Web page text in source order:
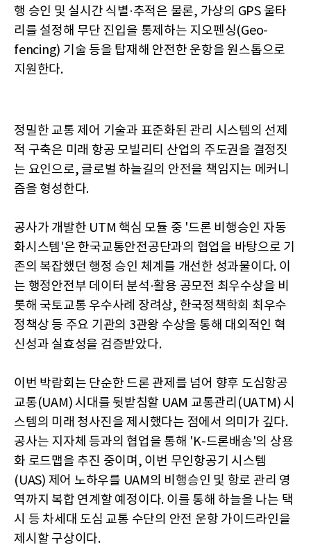
행 승인 및 실시간 식별·추적은 물론, 가상의 GPS 울타
리를 설정해 무단 진입을 통제하는 지오펜싱(Geo-
fencing) 기술 등을 탑재해 안전한 운항을 원스톱으로
지원한다.
정밀한 교통 제어 기술과 표준화된 관리 시스템의 선제
적 구축은 미래 항공 모빌리티 산업의 주도권을 결정짓
는 요인으로, 글로벌 하늘길의 안전을 책임지는 메커니
즘을 형성한다.
공사가 개발한 UTM 핵심 모듈 중 '드론 비행승인 자동
화시스템'은 한국교통안전공단과의 협업을 바탕으로 기
존의 복잡했던 행정 승인 체계를 개선한 성과물이다. 이
는 행정안전부 데이터 분석·활용 공모전 최우수상을 비
롯해 국토교통 우수사례 장려상, 한국정책학회 최우수
정책상 등 주요 기관의 3관왕 수상을 통해 대외적인 혁
신성과 실효성을 검증받았다.
이번 박람회는 단순한 드론 관제를 넘어 향후 도심항공
교통(UAM) 시대를 뒷받침할 UAM 교통관리(UATM) 시
스템의 미래 청사진을 제시했다는 점에서 의미가 깊다.
공사는 지자체 등과의 협업을 통해 'K-드론배송'의 상용
화 로드맵을 추진 중이며, 이번 무인항공기 시스템
(UAS) 제어 노하우를 UAM의 비행승인 및 항로 관리 영
역까지 복합 연계할 예정이다. 이를 통해 하늘을 나는 택
시 등 차세대 도심 교통 수단의 안전 운항 가이드라인을
제시할 구상이다.